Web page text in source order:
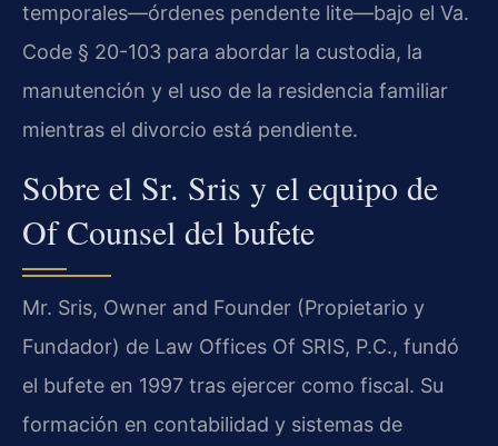
temporales—órdenes pendente lite—bajo el Va.
Code § 20-103 para abordar la custodia, la
manutención y el uso de la residencia familiar
mientras el divorcio está pendiente.
Sobre el Sr. Sris y el equipo de
Of Counsel del bufete
Mr. Sris, Owner and Founder (Propietario y
Fundador) de Law Offices Of SRIS, P.C., fundó
el bufete en 1997 tras ejercer como fiscal. Su
formación en contabilidad y sistemas de